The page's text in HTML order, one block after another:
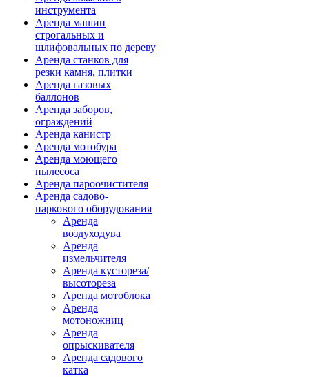
инструмента
Аренда машин
строгальных и
шлифовальных по дереву
Аренда станков для
резки камня, плитки
Аренда газовых
баллонов
Аренда заборов,
ограждений
Аренда канистр
Аренда мотобура
Аренда моющего
пылесоса
Аренда пароочистителя
Аренда садово-
паркового оборудования
Аренда
воздуходува
Аренда
измельчителя
Аренда кустореза/
высотореза
Аренда мотоблока
Аренда
мотоножниц
Аренда
опрыскивателя
Аренда садового
катка